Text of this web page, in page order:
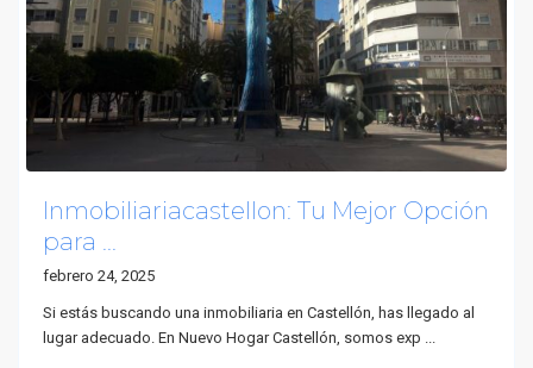
Inmobiliariacastellon: Tu Mejor Opción
para ...
febrero 24, 2025
Si estás buscando una inmobiliaria en Castellón, has llegado al
lugar adecuado. En Nuevo Hogar Castellón, somos exp